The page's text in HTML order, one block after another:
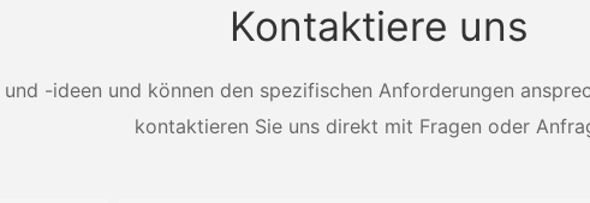
Trocknungseinheit mit
Kontaktiere uns
-ideen und können den spezifischen Anforderungen
kontaktieren Sie uns direkt mit Fragen oder